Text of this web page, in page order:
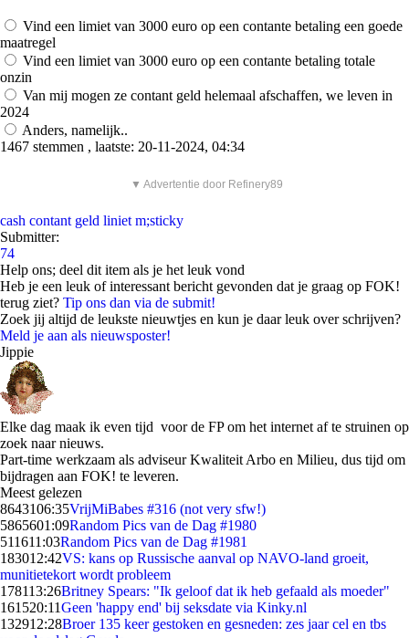
Vind een limiet van 3000 euro op een contante betaling een goede
maatregel
Vind een limiet van 3000 euro op een contante betaling totale
onzin
Van mij mogen ze contant geld helemaal afschaffen, we leven in
2024
Anders, namelijk..
1467 stemmen , laatste: 20-11-2024, 04:34
▼ Advertentie door Refinery89
cash contant geld liniet m;sticky
Submitter:
74
Help ons; deel dit item als je het leuk vond
Heb je een leuk of interessant bericht gevonden dat je graag op FOK!
terug ziet? Tip ons dan via de submit!
Zoek jij altijd de leukste nieuwtjes en kun je daar leuk over schrijven?
Meld je aan als nieuwsposter!
Jippie
Elke dag maak ik even tijd voor de FP om het internet af te struinen op
zoek naar nieuws.
Part-time werkzaam als adviseur Kwaliteit Arbo en Milieu, dus tijd om
bijdragen aan FOK! te leveren.
Meest gelezen
8643106:35VrijMiBabes #316 (not very sfw!)
5865601:09Random Pics van de Dag #1980
511611:03Random Pics van de Dag #1981
183012:42VS: kans op Russische aanval op NAVO-land groeit,
munitietekort wordt probleem
178113:26Britney Spears: "Ik geloof dat ik heb gefaald als moeder"
161520:11Geen 'happy end' bij seksdate via Kinky.nl
132912:28Broer 135 keer gestoken en gesneden: zes jaar cel en tbs